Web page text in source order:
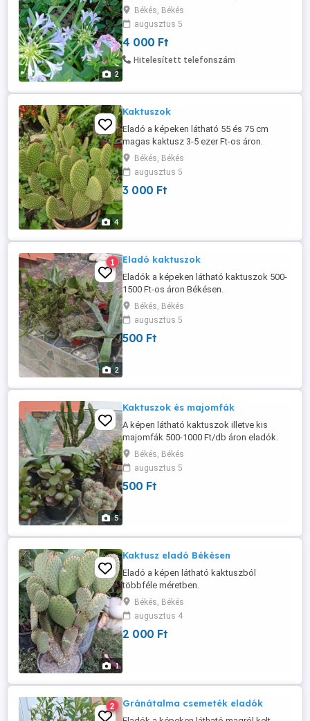
2
Ára: 4 ezer Ft.
Békés, Békés
augusztus 5
4 000 Ft
Hitelesített telefonszám
4
Kaktuszok
Eladó a képeken látható 55 és 75 cm
magas kaktusz 3-5 ezer Ft-os áron.
Békés, Békés
augusztus 5
3 000 Ft
2
1 Eladó kaktuszok
Eladók a képeken látható kaktuszok 500-
1500 Ft-os áron Békésen.
Békés, Békés
augusztus 5
500 Ft
5
Kaktuszok és majomfák
A képen látható kaktuszok illetve kis
majomfák 500-1000 Ft/db áron eladók.
Békés, Békés
augusztus 5
500 Ft
1
Kaktusz eladó Békésen
Eladó a képen látható kaktuszból
többféle méretben.
Békés, Békés
augusztus 4
2 000 Ft
2 Gránátalma csemeték eladók